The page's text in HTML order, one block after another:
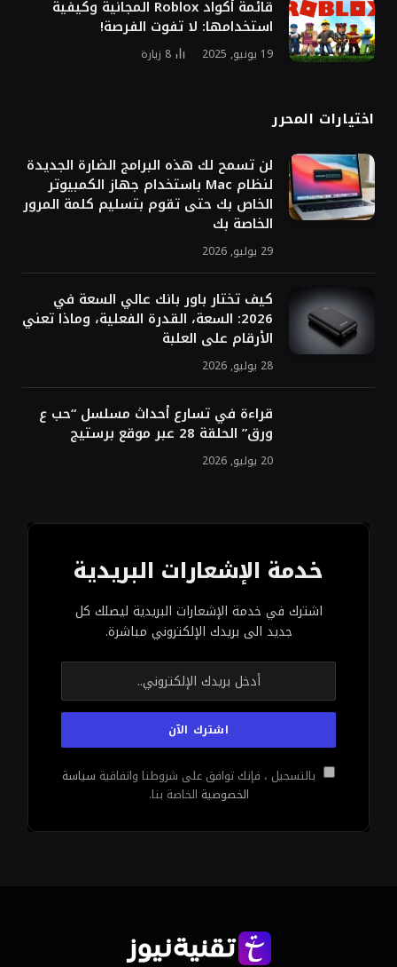
ما الذي يحتاجه الكمبيوتر المحمول الجيد للألعاب؟ معالج
سريع وبطاقة رسوميات رائعة وذاكرة وصول عشوائي كبيرة
ومساحة تخزين مناسبة. ولن تعرف ذلك… لقد رصدت للتو
يعمل بمعالج Intel Core i7-13620H الذي يمكنه التعامل
مع أي لعبة أو تطبيق تقريبًا، بالإضافة إلى ذاكرة الوصول
ألعاب للعمل متعدد المهام. (إذا لم يكن هذا كافيًا
بالنسبة لك، فيمكنك لاحقًا ترقية ذاكرة الوصول العشوائي
لتقديم مرئيات رائعة، مما يسمح لك بدفع إعدادات
الرسومات هذه إلى أعلى مستوى ممكن في جميع الألعاب
باستثناء الألعاب الأكثر تطلبًا. ومع شاشته مقاس 14 بوصة
مع معدل تحديث يبلغ 144 هرتز، سيكون سلسًا وغامرًا.
الفيديو ولكن لنظام التشغيل الخاص بك أيضًا. وكل ذلك